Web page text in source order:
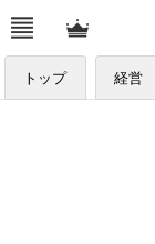
トップ 経営